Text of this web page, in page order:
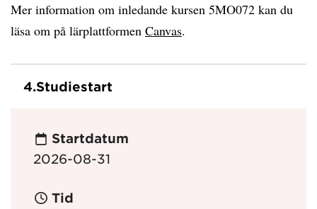
Mer information om inledande kursen 5MO072 kan du
läsa om på lärplattformen Canvas.
4.Studiestart
Startdatum
2026-08-31
Tid